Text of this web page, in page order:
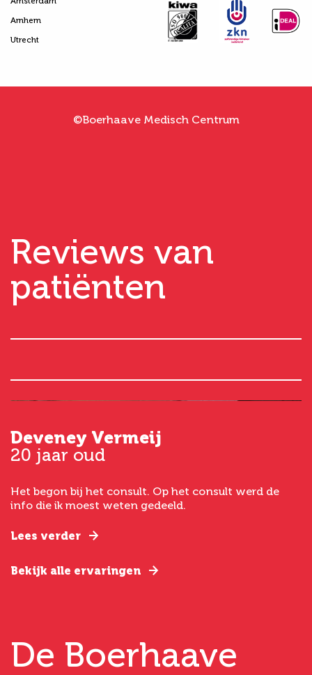
Arnhem
Utrecht
©Boerhaave Medisch Centrum
Reviews van
patiënten
Deveney Vermeij
20 jaar oud
Het begon bij het consult. Op het consult werd de
info die ik moest weten gedeeld.
Lees verder
Bekijk alle ervaringen
De Boerhaave